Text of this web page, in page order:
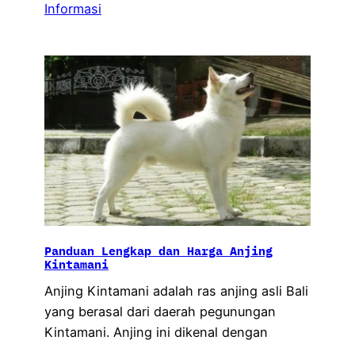
Informasi
Panduan Lengkap dan Harga Anjing
Kintamani
Anjing Kintamani adalah ras anjing asli Bali
yang berasal dari daerah pegunungan
Kintamani. Anjing ini dikenal dengan